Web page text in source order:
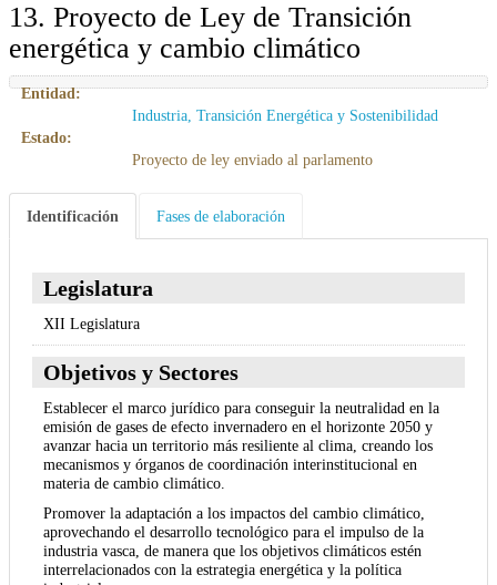
13. Proyecto de Ley de Transición
energética y cambio climático
Entidad:
Industria, Transición Energética y Sostenibilidad
Estado:
Proyecto de ley enviado al parlamento
Identificación Fases de elaboración
Legislatura
XII Legislatura
Objetivos y Sectores
Establecer el marco jurídico para conseguir la neutralidad en la
emisión de gases de efecto invernadero en el horizonte 2050 y
avanzar hacia un territorio más resiliente al clima, creando los
mecanismos y órganos de coordinación interinstitucional en
materia de cambio climático.
Promover la adaptación a los impactos del cambio climático,
aprovechando el desarrollo tecnológico para el impulso de la
industria vasca, de manera que los objetivos climáticos estén
interrelacionados con la estrategia energética y la política